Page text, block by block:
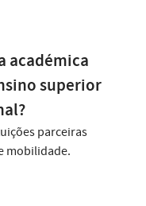
académica
superior
parceiras
mobilidade.